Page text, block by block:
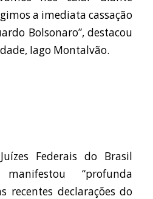
a imediata cassação
Bolsonaro”, destacou
Iago Montalvão.
Federais do Brasil
“profunda
recentes declarações do